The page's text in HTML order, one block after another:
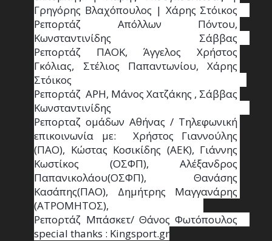
Γρηγόρης Βλαχόπουλος | Χάρης Στόικος
Ρεπορτάζ Απόλλων Πόντου,
Κωνσταντινίδης   Σάββας
Ρεπορτάζ ΠΑΟΚ, Άγγελος Χρήστος
Γκόλιας, Στέλιος Παπαντωνίου, Χάρης
Στόικος
Ρεπορτάζ  ΑΡΗ, Μάνος Χατζάκης , Σάββας
Κωνσταντινίδης
Ρεπορταζ ομάδων Αθήνας / Τηλεφωνική
επικοινωνία με:  Χρήστος Γιαννούλης
(ΠΑΟ), Κώστας Κοσικίδης (ΑΕΚ), Γιάννης
Κωστίκος (ΟΣΦΠ), Αλέξανδρος
Παπανικολάου(ΟΣΦΠ), Θανάσης
Κασάπης(ΠΑΟ), Δημήτρης Μαγγανάρης
(ΑΤΡΟΜΗΤΟΣ),
Ρεπορτάζ Μπάσκετ/ Θάνος Φωτόπουλος
special thanks : Κingsport.gr